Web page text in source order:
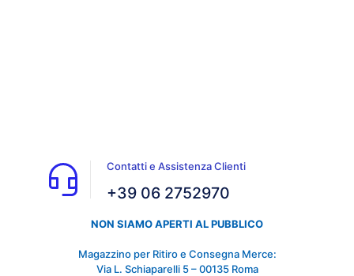
Contatti e Assistenza Clienti
+39 06 2752970
NON SIAMO APERTI AL PUBBLICO
Magazzino per Ritiro e Consegna Merce:
Via L. Schiaparelli 5 – 00135 Roma